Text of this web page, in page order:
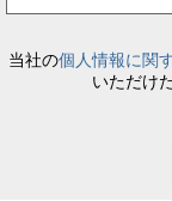
当社の個人情報に関
いただけ